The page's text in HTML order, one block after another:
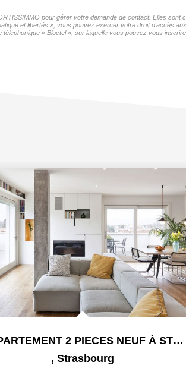
pour gérer votre demande de contact. Elles
et libertés », vous pouvez exercer votre droit d'accès
« Bloctel », sur laquelle vous pouvez vous
APPARTEMENT 2 PIECES NEUF À STRASBOURG ART MODERNE - GARE
, Strasbourg